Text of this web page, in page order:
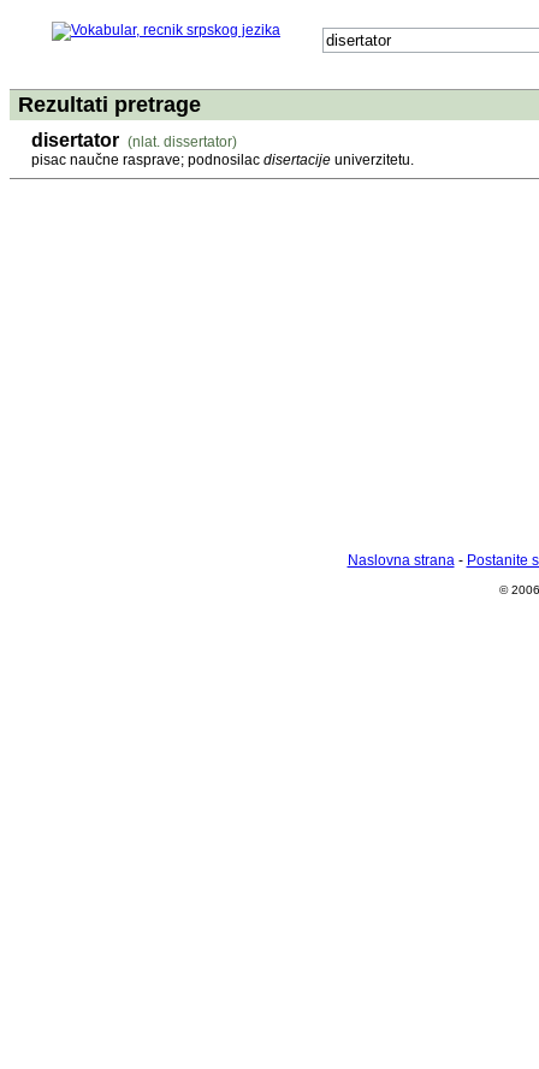
Rezultati pretrage
disertator (nlat. dissertator)
pisac naučne rasprave; podnosilac disertacije univerzitetu.
Naslovna strana- Postanite
©